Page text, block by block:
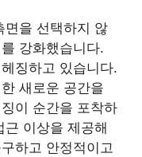
면을 선택하지 않
강화했습니다.
징하고 있습니다.
새로운 공간을
이 순간을 포착하
이상을 제공해
하고 안정적이고